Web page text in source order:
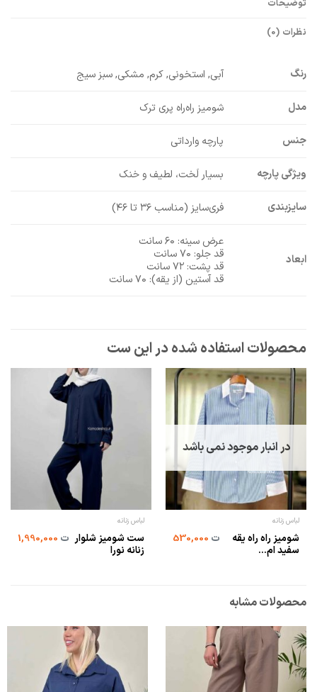
توضیحات
نظرات (0)
رنگ آبی, استخونی, کرم, مشکی, سبز سیج
مدل شومیز راه‌راه پری ترک
جنس پارچه وارداتی
ویژگی پارچه بسیار لَخت، لطیف و خنک
سایزبندی فری‌سایز (مناسب ۳۶ تا ۴۶)
ابعاد
عرض سینه: ۶۰ سانت
قد جلو: ۷۰ سانت
قد پشت: ۷۲ سانت
قد آستین (از یقه): ۷۰ سانت
در انبار موجود نمی باشد
لباس زنانه
شومیز راه راه یقه
سفید ام...
ت530,000
لباس زنانه
ست شومیز شلوار
زنانه نورا
ت1,990,000
محصولات مشابه